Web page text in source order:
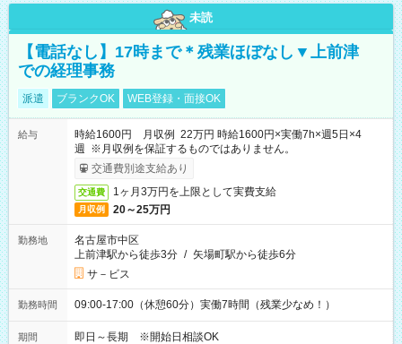
未読
【電話なし】17時まで＊残業ほぼなし▼上前津
での経理事務
派遣 ブランクOK WEB登録・面接OK
給与
時給1600円 月収例 22万円 時給1600円×実働7h×週5日×4
週 ※月収例を保証するものではありません。
交通費別途支給あり
交通費 1ヶ月3万円を上限として実費支給
月収例 20～25万円
勤務地
名古屋市中区
上前津駅から徒歩3分 / 矢場町駅から徒歩6分
サ－ビス
勤務時間 09:00-17:00（休憩60分）実働7時間（残業少なめ！）
期間 即日～長期 ※開始日相談OK